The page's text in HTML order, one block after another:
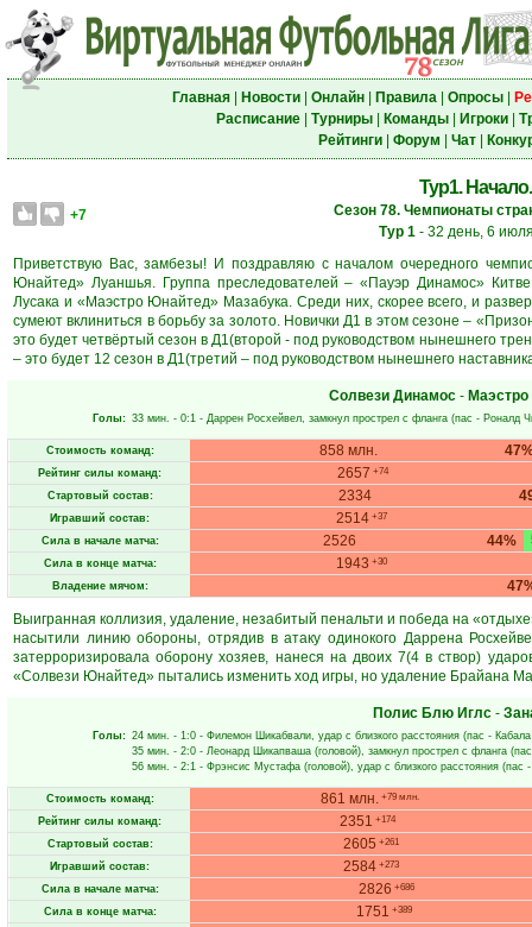
Главная| Новости| Онлайн| Правила| Опросы|
Расписание| Турниры| Команды| Игроки|
Рейтинги| Форум Чат|
Тур1. Начало.
+7
Сезон 78. Чемпионаты
Тур 1 - 32 день, 6
Приветствую Вас, замбезы! И поздравляю с началом очередного
Юнайтед» Луаншья. Группа преследователей – «Пауэр Динамос»
Лусака и «Маэстро Юнайтед» Мазабука. Среди них, скорее всего, и
сумеют вклиниться в борьбу за золото. Новички Д1 в этом сезоне –
это будет четвёртый сезон в Д1(второй - под руководством нынешнего
– это будет 12 сезон в Д1(третий – под руководством нынешнего
Солвези Динамос -
Голы: 33 мин. - 0:1 - Даррен Росхейвел, замкнул прострел с фланга (пас - Роналд
Стоимость команд: 858 млн.
Рейтинг силы команд: 2657 +74
Стартовый состав: 2334
Игравший состав: 2514 +37
Сила в начале матча: 44%
2526
Сила в конце матча: 1943 +30
Владение мячом:
Выигранная коллизия, удаление, незабитый пенальти и победа на
насытили линию обороны, отрядив в атаку одинокого Даррена
затерроризировала оборону хозяев, нанеся на двоих 7(4 в створ)
«Солвези Юнайтед» пытались изменить ход игры, но удаление Брайана
Полис Блю Иглс-
Голы: 24 мин. - 1:0 - Филемон Шикабвали, удар с близкого расстояния (пас -
35 мин. - 2:0 - Леонард Шикапваша (головой), замкнул прострел с фланга
56 мин. - 2:1 - Фрэнсис Мустафа (головой), удар с близкого расстояния (пас
Стоимость команд: 861 млн. +79 млн.
Рейтинг силы команд: 2351 +174
Стартовый состав: 2605 +261
Игравший состав: 2584 +273
Сила в начале матча: 2826 +686
Сила в конце матча: 1751 +389